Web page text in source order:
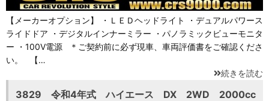
【メーカーオプション】 ・ＬＥＤヘッドライト ・デュアルパワース
ライドドア ・デジタルインナーミラー ・パノラミックビューモニタ
ー ・100V電源 ＊ご契約前に必ず現車、車両評価書をご確認くださ
い。 【…
続きを読む
3829 令和4年式 ハイエース DX 2WD 2000cc